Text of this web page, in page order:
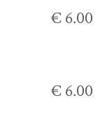
€ 6.00
€ 6.00